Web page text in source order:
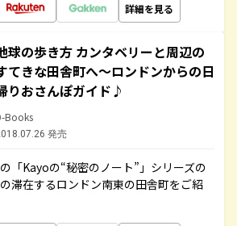
詳細を見る
球の歩き方 カンタベリーと周辺の
てきな田舎町へ～ロンドンからの日
りおさんぽガイド♪
Books
発売
「Kayoの“秘密のノート”」シリーズの
滞在するロンドン南東の田舎町をご紹